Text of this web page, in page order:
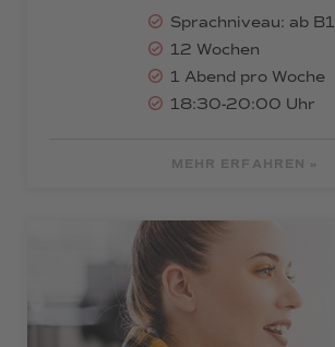
Sprachniveau: ab B1
12 Wochen
1 Abend pro Woche
18:30-20:00 Uhr
MEHR ERFAHREN »